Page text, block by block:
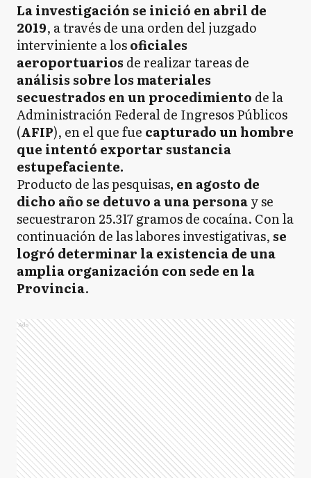
La investigación se inició en abril de
2019, a través de una orden del juzgado
interviniente a losoficiales
aeroportuarios de realizar tareas de
análisis sobre los materiales
secuestrados en un procedimiento de la
Administración Federal de Ingresos Públicos
(AFIP), en el que fue capturado un hombre
que intentó exportar sustancia
estupefaciente.
Producto de las pesquisas, en agosto de
dicho año se detuvo a una personay se
secuestraron 25.317 gramos de cocaína. Con la
continuación de las labores investigativas, se
logró determinar la existencia de una
amplia organización con sede en la
Provincia.
Ads